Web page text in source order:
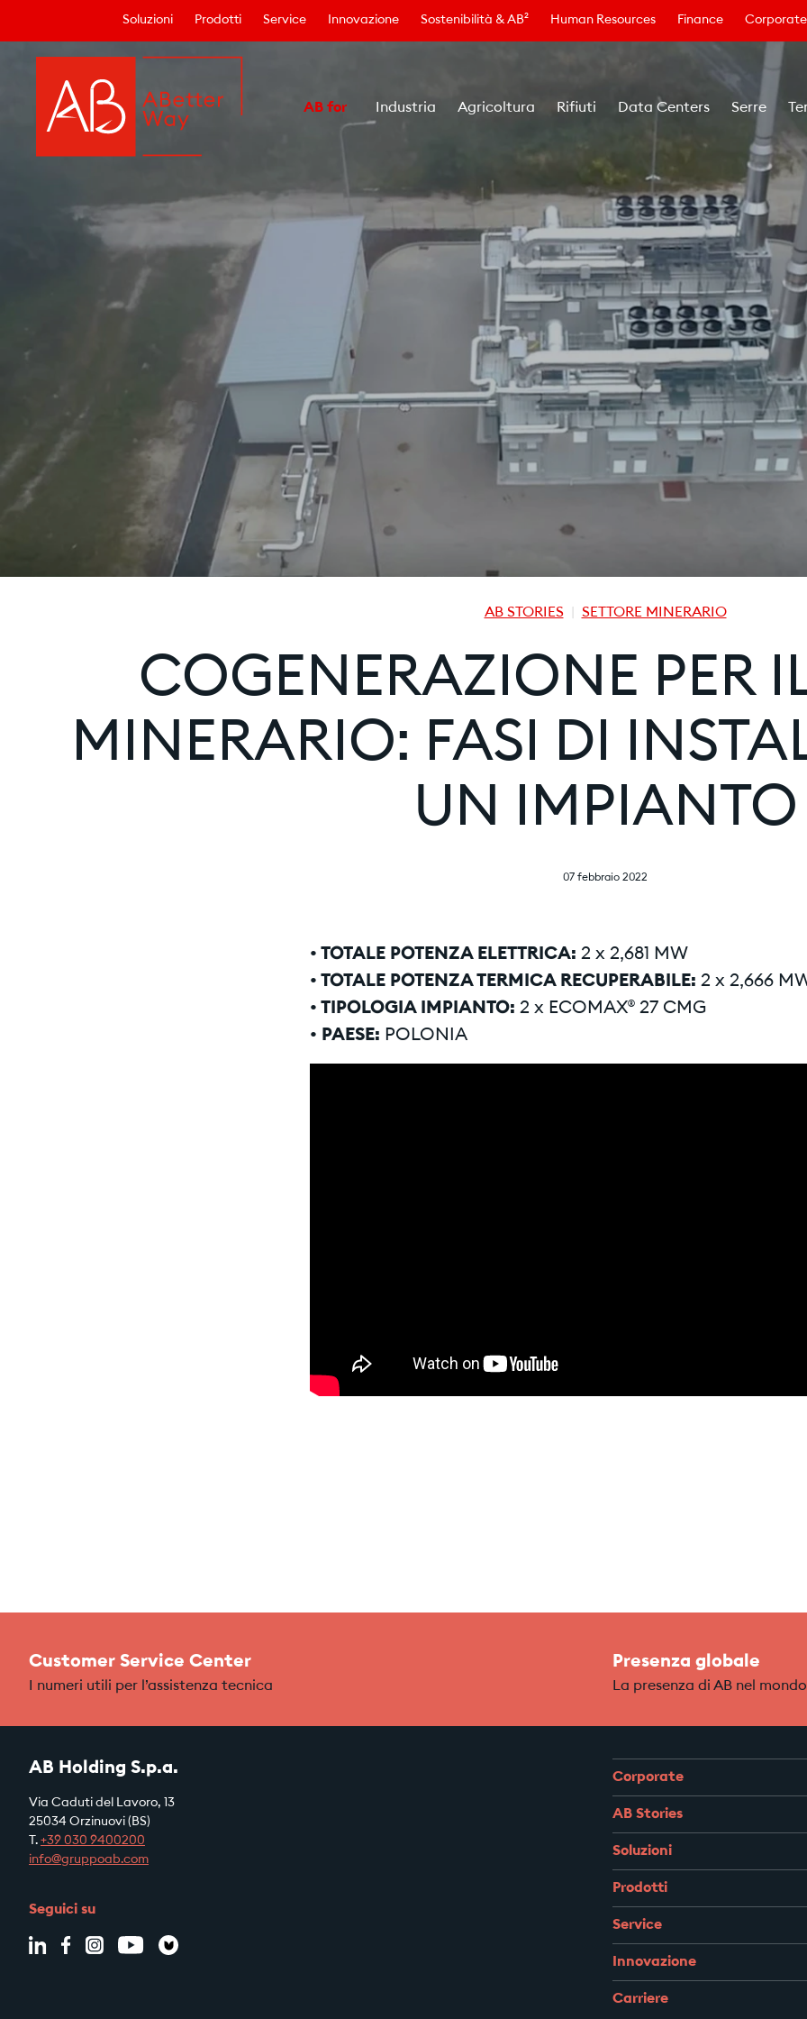
Soluzioni Prodotti Service Innovazione Sostenibilità & AB² Human Resources Finance Corporate
AB for Industria Agricoltura Rifiuti Data Centers Serre
AB STORIES SETTORE MINERARIO
COGENERAZIONE PER
MINERARIO: FASI DI
UN IMPIANTO
07 febbraio 2022
• TOTALE POTENZA ELETTRICA: 2 x 2,681 MW
• TOTALE POTENZA TERMICA RECUPERABILE: 2 x 2,666
• TIPOLOGIA IMPIANTO: 2 x ECOMAX® 27 CMG
• PAESE: POLONIA
Customer Service Center
I numeri utili per l’assistenza tecnica
Presenza globale
La presenza di AB nel mondo
AB Holding S.p.a.
Via Caduti del Lavoro, 13
25034 Orzinuovi (BS)
T. +39 030 9400200
info@gruppoab.com
Seguici su
Corporate
AB Stories
Soluzioni
Prodotti
Service
Innovazione
Carriere